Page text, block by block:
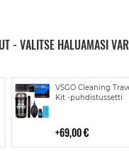
- VALITSE HALUAMASI
VSGO Cleaning
Kit -puhdistussetti
69,00 €
Lisää
ostoskoriin